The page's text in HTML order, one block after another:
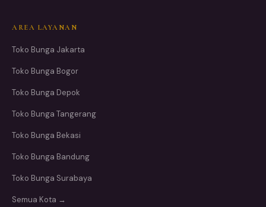
AREA LAYANAN
Toko Bunga Jakarta
Toko Bunga Bogor
Toko Bunga Depok
Toko Bunga Tangerang
Toko Bunga Bekasi
Toko Bunga Bandung
Toko Bunga Surabaya
Semua Kota →